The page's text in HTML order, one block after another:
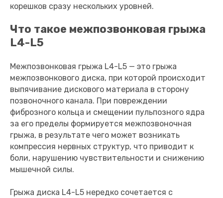
корешков сразу нескольких уровней.
Что такое межпозвонковая грыжа
L4-L5
Межпозвонковая грыжа L4-L5 — это грыжа
межпозвонкового диска, при которой происходит
выпячивание дискового материала в сторону
позвоночного канала. При повреждении
фиброзного кольца и смещении пульпозного ядра
за его пределы формируется межпозвоночная
грыжа, в результате чего может возникать
компрессия нервных структур, что приводит к
боли, нарушению чувствительности и снижению
мышечной силы.
Грыжа диска L4-L5 нередко сочетается с